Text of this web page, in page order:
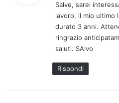
e
t
t
o
Salve, sarei
lavoro, il mio ultimo
durato 3 anni.
ringrazio
saluti. SAlvo
Rispondi